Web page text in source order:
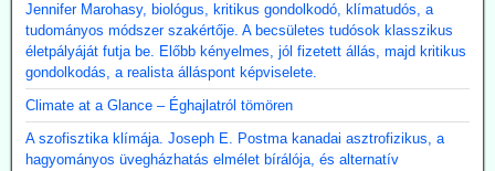
Jennifer Marohasy, biológus, kritikus gondolkodó, klímatudós, a
tudományos módszer szakértője. A becsületes tudósok klasszikus
életpályáját futja be. Előbb kényelmes, jól fizetett állás, majd kritikus
gondolkodás, a realista álláspont képviselete.
Climate at a Glance – Éghajlatról tömören
A szofisztika klímája. Joseph E. Postma kanadai asztrofizikus, a
hagyományos üvegházhatás elmélet bírálója, és alternatív